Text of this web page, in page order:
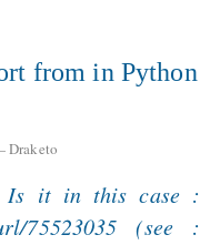
from in Python
Draketo
Is it in this case :
75523035 (see :